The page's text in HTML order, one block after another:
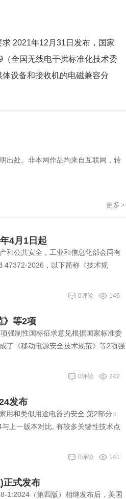
2021年12月31日发布，国家
全国无线电干扰标准化技术委
设备和接收机的电磁兼容分
出处。非本网作品均来自互联网，转
更多 >
4月1日起
和公共安全，工业和信息化部会同有
47372-2026，以下简称《技术规
0评论 146
》等2项
强制性国标征求意见根据国家标准委
了《移动电源安全技术规范》等2项强
0评论 242
发布
和类似用途电器的安全 第2部分：
上一版本对比, 有较多关键性技术点
0评论 141
正式发布
1:2024（第四版）相继发布后，美国